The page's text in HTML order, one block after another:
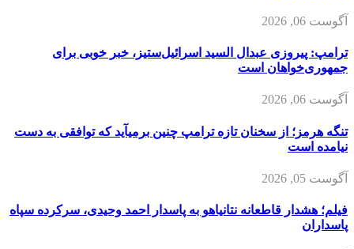
آگوست 06, 2026
ترامپ: پیروزی عبدال السید اسرائیل‌ستیز، خبر خوبی برای
جمهوری‌خواهان است
آگوست 06, 2026
تنگه هرمز؛ از سخنان تازه ترامپ چنین برمیآید که توافقی به دست
نیامده است
آگوست 05, 2026
فیلم؛ هشدار قاطعانه نتانیاهو به پاسدار احمد وحیدی، سرکرده سپاه
پاسداران